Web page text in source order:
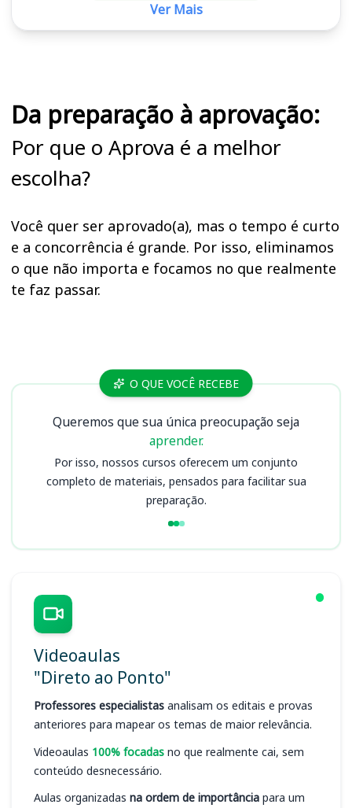
Ver Mais
Da preparação à aprovação:
Por que o Aprova é a melhor
escolha?
Você quer ser aprovado(a), mas o tempo é curto
e a concorrência é grande. Por isso, eliminamos
o que não importa e focamos no que realmente
te faz passar.
Cursos CISAM (SC)
O QUE VOCÊ RECEBE
Queremos que sua única preocupação seja
aprender.
Por isso, nossos cursos oferecem um conjunto
completo de materiais, pensados para facilitar sua
preparação.
Videoaulas
"Direto ao Ponto"
Professores especialistas analisam os editais e provas
anteriores para mapear os temas de maior relevância.
Videoaulas 100% focadas no que realmente cai, sem
conteúdo desnecessário.
Aulas organizadas na ordem de importância para um